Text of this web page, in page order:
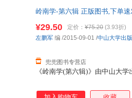
岭南学-第六辑 正版图书,下单
《岭南学(第六辑)》由中山大
¥29.50 定价： ¥75.20 (3.93折)
兜兜图书专营店
左鹏军 编 /2015-09-01 /中山大学出